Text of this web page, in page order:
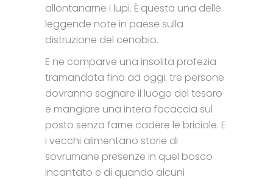
allontanarne i lupi. È questa una delle
leggende note in paese sulla
distruzione del cenobio.
E ne comparve una insolita profezia
tramandata fino ad oggi: tre persone
dovranno sognare il luogo del tesoro
e mangiare una intera focaccia sul
posto senza farne cadere le briciole. E
i vecchi alimentano storie di
sovrumane presenze in quel bosco
incantato e di quando alcuni